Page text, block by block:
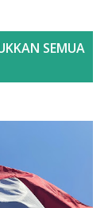
SEMUA